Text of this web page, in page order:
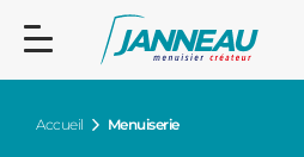
Accueil Menuiserie